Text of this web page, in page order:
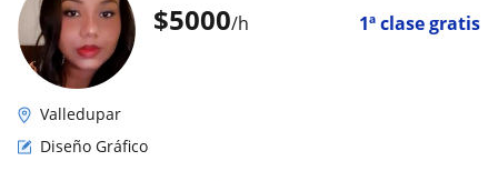
$5000/h 1ª clase gratis
Valledupar
Diseño Gráfico